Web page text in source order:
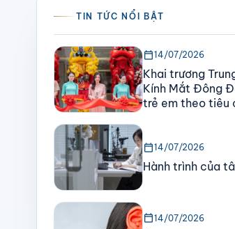
TIN TỨC NỔI BẬT
calendar_today14/07/2026
Khai trương
Kính Mắt Đông
trẻ em theo tiêu
calendar_today14/07/2026
Hành trình của
calendar_today14/07/2026